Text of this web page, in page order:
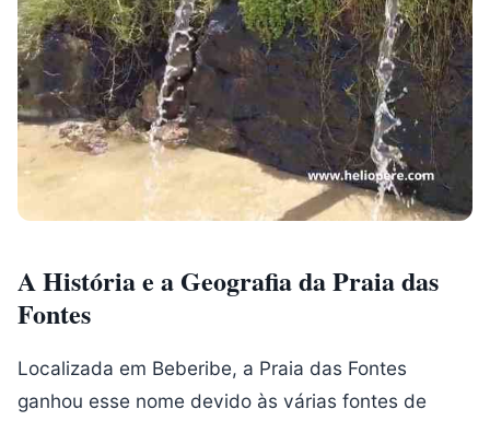
A História e a Geografia da Praia das
Fontes
Localizada em Beberibe, a Praia das Fontes
ganhou esse nome devido às várias fontes de